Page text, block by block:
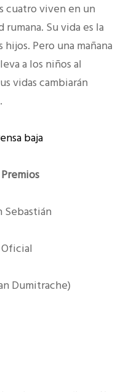
cuatro viven en un
Su vida es la
Pero una mañana
a los niños al
vidas cambiarán
Sebastián
Dumitrache)